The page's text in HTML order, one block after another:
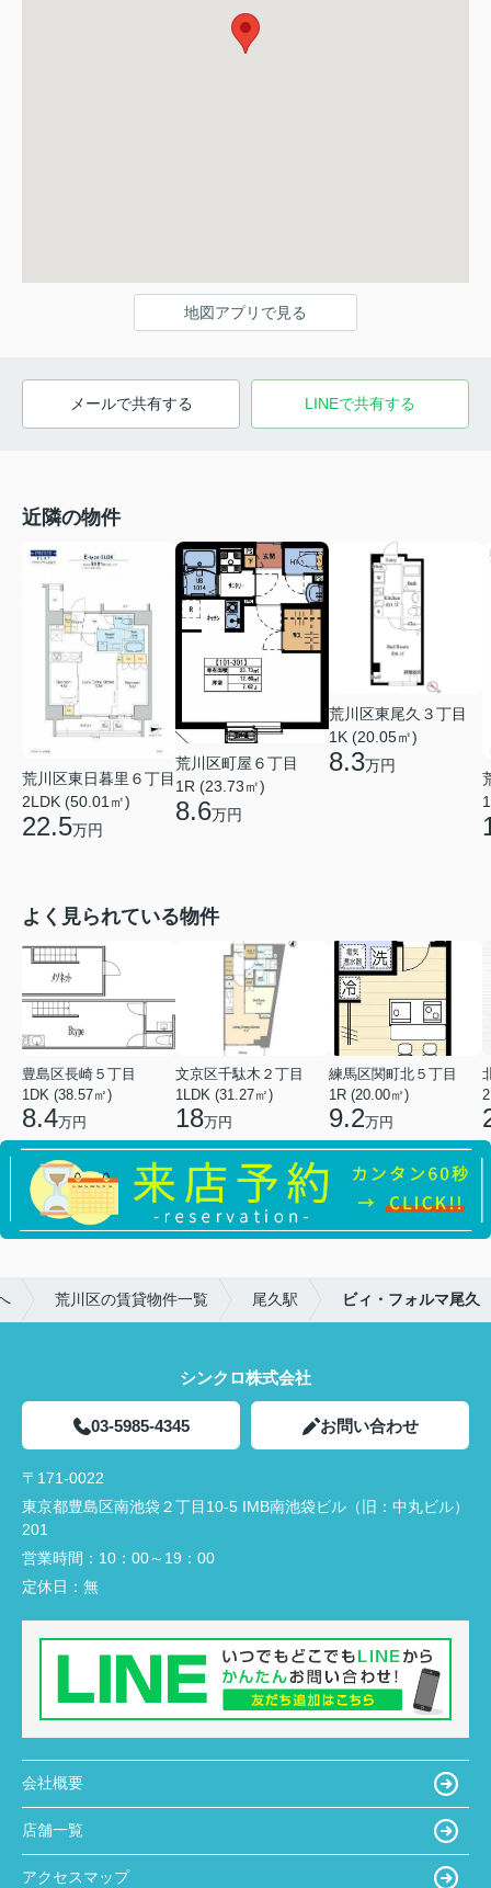
地図アプリで見る
メールで共有する LINEで共有する
近隣の物件
荒川区東日暮里６丁目
2LDK (50.01㎡)
22.5万円
荒川区町屋６丁目
1R (23.73㎡)
8.6万円
荒川区東尾久３丁目
1K (20.05㎡)
8.3万円
よく見られている物件
豊島区長崎５丁目
1DK (38.57㎡)
8.4万円
文京区千駄木２丁目
1LDK (31.27㎡)
18万円
練馬区関町北５丁目
1R (20.00㎡)
9.2万円
荒川区の賃貸物件一覧 尾久駅 ビィ・フォルマ尾久
シンクロ株式会社
03-5985-4345 お問い合わせ
〒171-0022
東京都豊島区南池袋２丁目10-5 IMB南池袋ビル（旧：中丸ビル）
201
営業時間： 10：00～19：00
定休日： 無
会社概要
店舗一覧
アクセスマップ